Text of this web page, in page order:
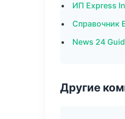
ИП Express
Справочник
News 24
Другие